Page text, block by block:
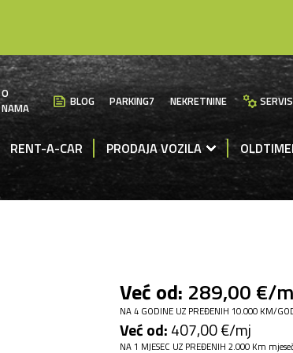
O
NAMA
NewsBLOG PARKING7 NEKRETNINE manufacturing SERVIS
RENT-A-CAR PRODAJA VOZILA
Već od: 289,00 €/
NA 4 GODINE UZ PREĐENIH 10.000 KM/
Već od: 407,00 €/mj
NA 1 MJESEC UZ PREĐENIH 2.000 Km